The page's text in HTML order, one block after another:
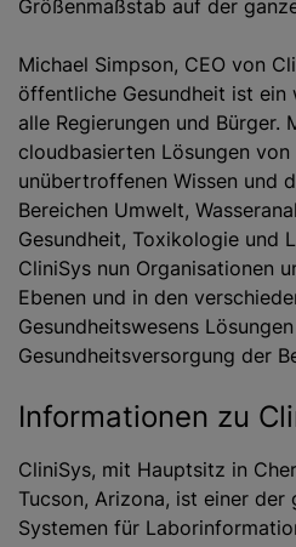
Größenmaßstab auf der
Michael Simpson, CEO von
öffentliche Gesundheit ist
alle Regierungen und
cloudbasierten Lösungen von
unübertroffenen Wissen und
Bereichen Umwelt,
Gesundheit, Toxikologie und
CliniSys nun Organisationen
Ebenen und in den
Gesundheitswesens
Gesundheitsversorgung der
Informationen zu
CliniSys, mit Hauptsitz in
Tucson, Arizona, ist einer
Systemen für